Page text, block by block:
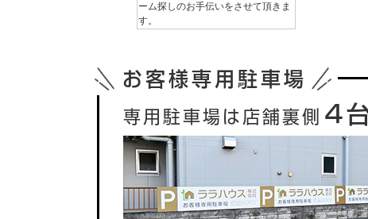
ーム探しのお手伝いをさせて頂きま
す。
お客様専用駐車場
専用駐車場は店舗裏側 ４